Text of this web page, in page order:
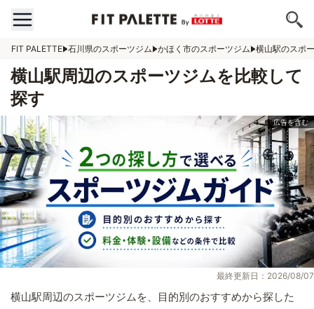
FIT PALETTE 石川県のスポーツジム かほく市のスポーツジム 横山駅のスポ
横山駅周辺のスポーツジムを比較して
探す
最終更新日：2026/08/07
横山駅周辺のスポーツジムを、目的別のおすすめから探した